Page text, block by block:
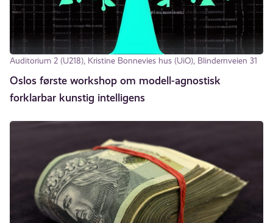
Auditorium 2 (U218), Kristine Bonnevies hus (UiO), Blindernveien 31
Oslos første workshop om modell-agnostisk
forklarbar kunstig intelligens